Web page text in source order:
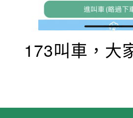
173叫車，大